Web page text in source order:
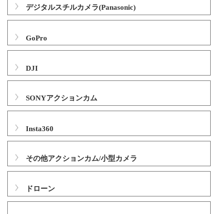
デジタルスチルカメラ(Panasonic)
GoPro
DJI
SONYアクションカム
Insta360
その他アクションカム/小型カメラ
ドローン